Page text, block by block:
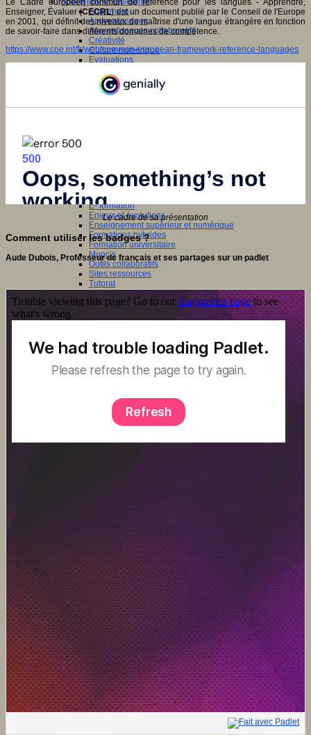
Apprendre
Apprentissages
Apprentissages collaboratifs
Créativité
Culture numérique
Evaluations
Initiatives
Interdisciplinarité
Arts et Culture
Formation
Compétences professionnelles
Dispositifs de formation
E- formation
Enjeux et évolutions
Enseignement supérieur et numérique
Formations hybrides
Formation universitaire
Mooc’s
Outils collaboratifs
Sites ressources
Tutorat
Jeu et éducation
Jeux sérieux
Langages
Ecriture
Langue orale
Programmation
Compétences informationnelles
Entreprises
Evolutions des métiers
Métiers du numérique
Orientation
Pratiques numériques
Cartes heuristiques
Classes inversées
Environnement Numérique de Travail
Fablab
Géolocalisation
Images
Les mondes virtuels en éducation
Pratiques collaboratives
Podcasting
Smartphones
Tableaux numériques
Tablettes
Web radio
Le Cadre européen commun de référence pour les langues - Apprendre,
Enseigner, Évaluer (CECRL) est un document publié par le Conseil de l'Europe
en 2001, qui définit des niveaux de maîtrise d'une langue étrangère en fonction
de savoir-faire dans différents domaines de compétence.
https://www.coe.int/fr/web/common-european-framework-reference-languages
Le cadre de sa présentation
Comment utiliser les badges ?
Aude Dubois, Professeur de français et ses partages sur un padlet